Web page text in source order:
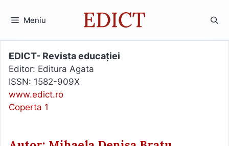
Meniu
EDICT- Revista educației
Editor: Editura Agata
ISSN: 1582-909X
www.edict.ro
Coperta 1